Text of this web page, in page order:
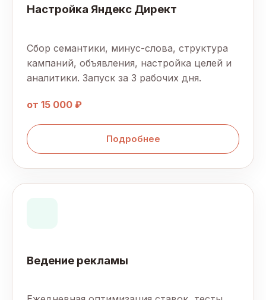
Настройка Яндекс Директ
Сбор семантики, минус-слова, структура
кампаний, объявления, настройка целей и
аналитики. Запуск за 3 рабочих дня.
от 15 000 ₽
Подробнее
Ведение рекламы